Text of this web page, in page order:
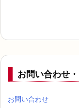
お問い合わせ
お問い合わせ